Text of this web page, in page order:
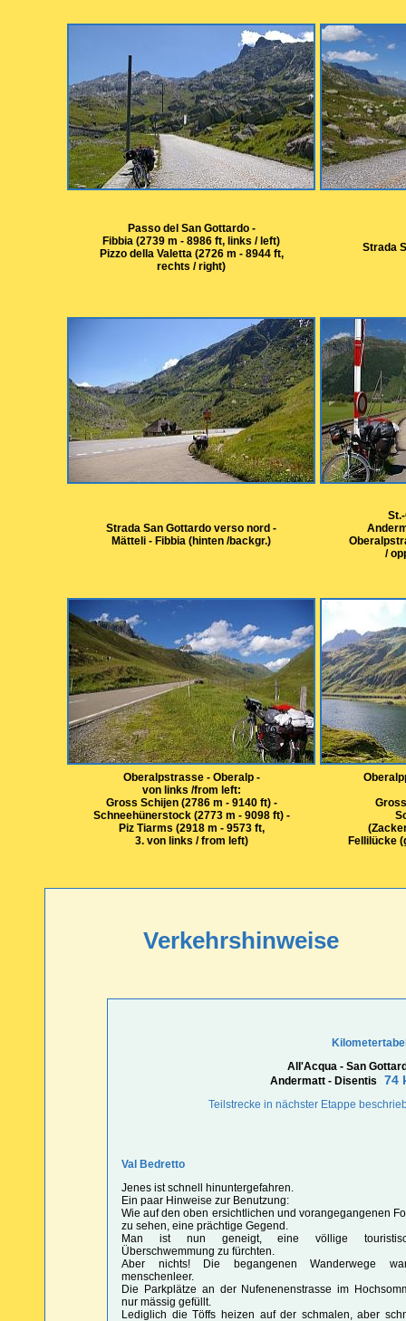
Passo del San Gottardo -
Fibbia (2739 m - 8986 ft, links / left)
Pizzo della Valetta (2726 m - 8944 ft,
rechts / right)
Strada
Strada San Gottardo verso nord -
Mätteli - Fibbia (hinten /backgr.)
/
Oberalpstrasse - Oberalp -
von links /from left:
Gross Schijen (2786 m - 9140 ft) -
Schneehünerstock (2773 m - 9098 ft) -
Piz Tiarms (2918 m - 9573 ft,
3. von links / from left)
Fellilücke
Verkehrshinweise
All'Acqua - San
Andermatt - Disentis
74
Teilstrecke in nächster Etappe
Val Bedretto
Jenes ist schnell hinuntergefahren.
Ein paar Hinweise zur Benutzung:
Wie auf den oben ersichtlichen und vorangegangenen
zu sehen, eine prächtige Gegend.
Man ist nun geneigt, eine völlige
Überschwemmung zu fürchten.
Aber nichts! Die begangenen Wanderwege
menschenleer.
Die Parkplätze an der Nufenenenstrasse im
nur mässig gefüllt.
Lediglich die Töffs heizen auf der schmalen, aber